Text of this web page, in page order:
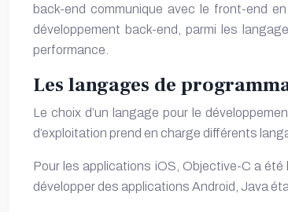
back-end communique avec le front-end
développement back-end, parmi les
performance.
Les langages de
Le choix d’un langage pour le
d’exploitation prend en charge différents
Pour les applications iOS, Objective-C a
développer des applications Android, Java